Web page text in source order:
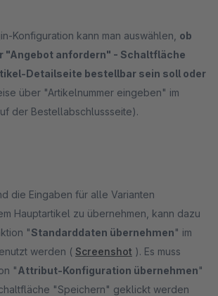
Konfiguration kann man auswählen, ob
"Angebot anfordern" - Schaltfläche
Detailseite bestellbar sein soll oder
über "Artikelnummer eingeben" im
der Bestellabschlussseite).
die Eingaben für alle Varianten
Hauptartikel zu übernehmen, kann dazu
"Standarddaten übernehmen" im
werden ( Screenshot ). Es muss
"Attribut-Konfiguration übernehmen"
"Speichern" geklickt werden